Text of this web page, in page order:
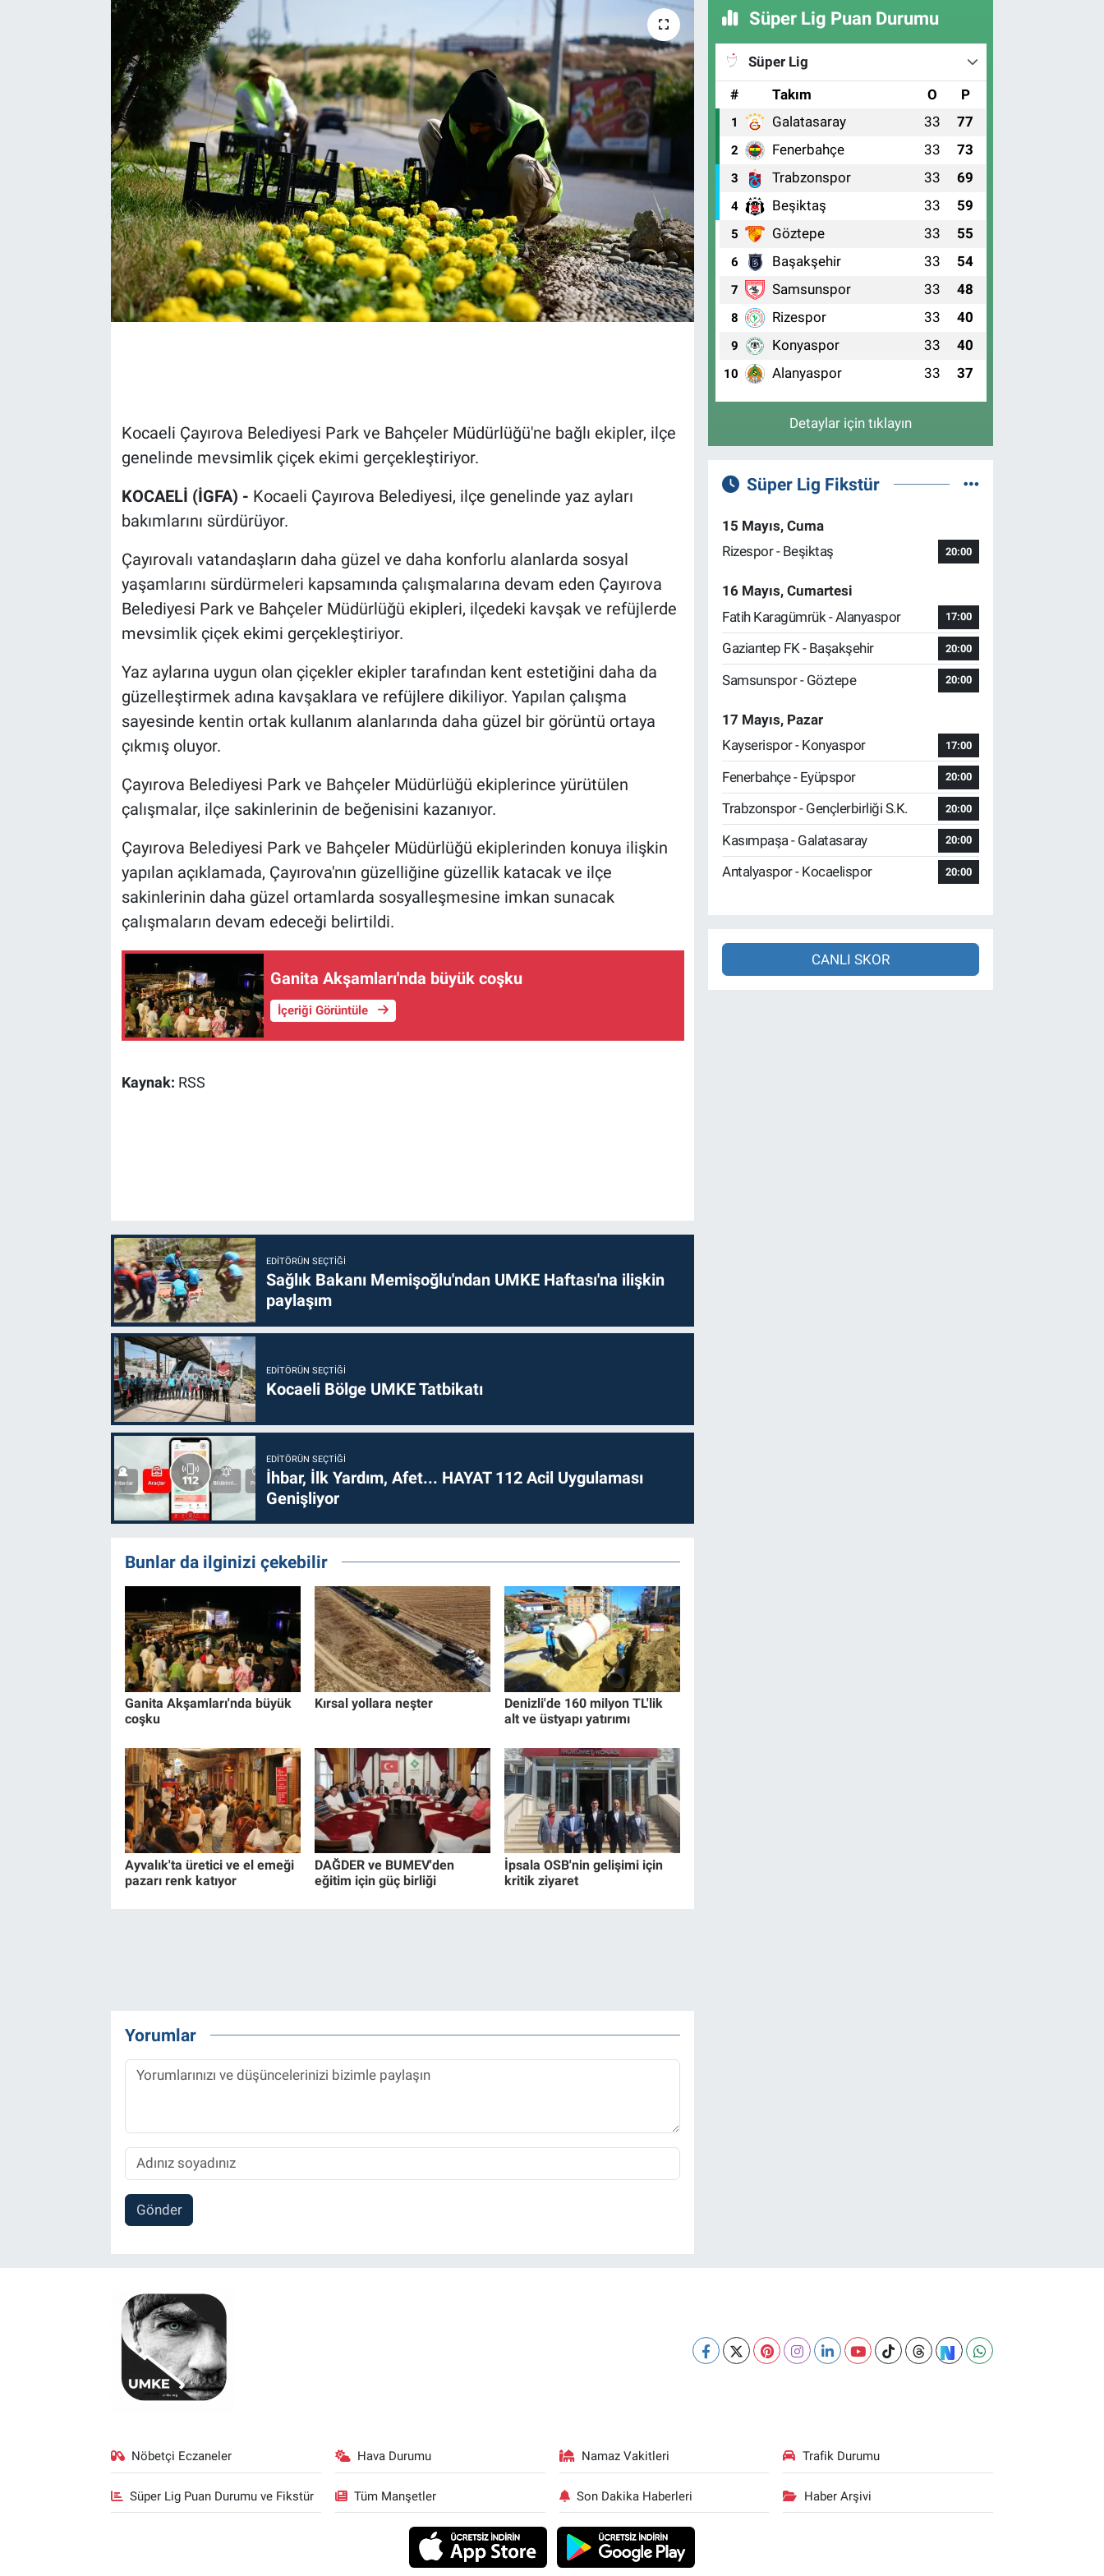
Kocaeli Çayırova Belediyesi Park ve Bahçeler Müdürlüğü'ne bağlı ekipler, ilçe
genelinde mevsimlik çiçek ekimi gerçekleştiriyor.
KOCAELİ (İGFA) - Kocaeli Çayırova Belediyesi, ilçe genelinde yaz ayları
bakımlarını sürdürüyor.
Çayırovalı vatandaşların daha güzel ve daha konforlu alanlarda sosyal
yaşamlarını sürdürmeleri kapsamında çalışmalarına devam eden Çayırova
Belediyesi Park ve Bahçeler Müdürlüğü ekipleri, ilçedeki kavşak ve refüjlerde
mevsimlik çiçek ekimi gerçekleştiriyor.
Yaz aylarına uygun olan çiçekler ekipler tarafından kent estetiğini daha da
güzelleştirmek adına kavşaklara ve refüjlere dikiliyor. Yapılan çalışma
sayesinde kentin ortak kullanım alanlarında daha güzel bir görüntü ortaya
çıkmış oluyor.
Çayırova Belediyesi Park ve Bahçeler Müdürlüğü ekiplerince yürütülen
çalışmalar, ilçe sakinlerinin de beğenisini kazanıyor.
Çayırova Belediyesi Park ve Bahçeler Müdürlüğü ekiplerinden konuya ilişkin
yapılan açıklamada, Çayırova'nın güzelliğine güzellik katacak ve ilçe
sakinlerinin daha güzel ortamlarda sosyalleşmesine imkan sunacak
çalışmaların devam edeceği belirtildi.
Ganita Akşamları'nda büyük coşku
İçeriği Görüntüle
Kaynak: RSS
EDITÖRÜN SEÇTIĞI
Sağlık Bakanı Memişoğlu'ndan UMKE Haftası'na ilişkin
paylaşım
EDITÖRÜN SEÇTIĞI
Kocaeli Bölge UMKE Tatbikatı
EDITÖRÜN SEÇTIĞI
İhbar, İlk Yardım, Afet... HAYAT 112 Acil Uygulaması
Genişliyor
Bunlar da ilginizi çekebilir
Ganita Akşamları'nda büyük
coşku
Kırsal yollara neşter
Denizli'de 160 milyon TL'lik
alt ve üstyapı yatırımı
Ayvalık'ta üretici ve el emeği
pazarı renk katıyor
DAĞDER ve BUMEV'den
eğitim için güç birliği
İpsala OSB'nin gelişimi için
kritik ziyaret
Yorumlar
Gönder
Süper Lig Puan Durumu
Süper Lig
#
Takım O P
1 Galatasaray 33 77
2 Fenerbahçe 33 73
3 Trabzonspor 33 69
4 Beşiktaş 33 59
5 Göztepe 33 55
6 Başakşehir 33 54
7 Samsunspor 33 48
8 Rizespor 33 40
9 Konyaspor 33 40
10 Alanyaspor 33 37
Detaylar için tıklayın
Süper Lig Fikstür
15 Mayıs, Cuma
Rizespor - Beşiktaş
20:00
16 Mayıs, Cumartesi
Fatih Karagümrük - Alanyaspor
17:00
Gaziantep FK - Başakşehir 20:00
Samsunspor - Göztepe 20:00
17 Mayıs, Pazar
Kayserispor - Konyaspor
17:00
Fenerbahçe - Eyüpspor 20:00
Trabzonspor - Gençlerbirliği S.K. 20:00
Kasımpaşa - Galatasaray 20:00
Antalyaspor - Kocaelispor 20:00
CANLI SKOR
Nöbetçi Eczaneler Hava Durumu Namaz Vakitleri Trafik Durumu
Süper Lig Puan Durumu ve Fikstür Tüm Manşetler Son Dakika Haberleri Haber Arşivi